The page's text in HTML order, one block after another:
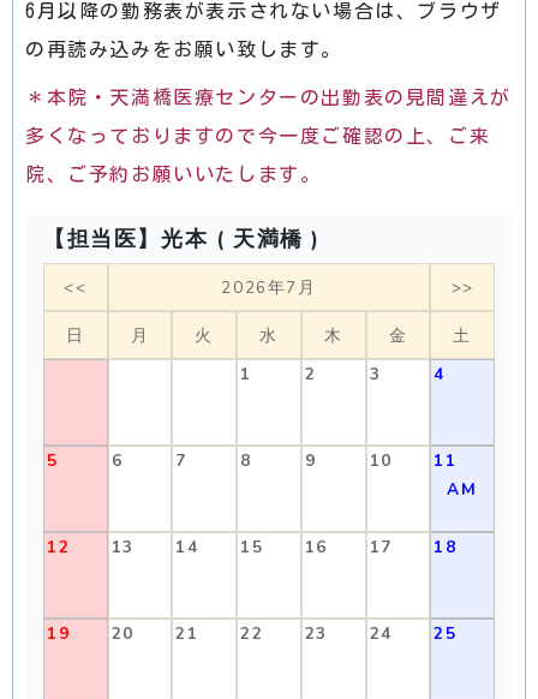
6月以降の勤務表が表示されない場合は、ブラウザ
の再読み込みをお願い致します。
＊本院・天満橋医療センターの出勤表の見間違えが
多くなっておりますので今一度ご確認の上、ご来
院、ご予約お願いいたします。
【担当医】光本 ( 天満橋 )
<< 2026年7月 >>
日 月 火 水 木 金
土
1
2 3 4
5 6 7 8 9 10
11
AM
12 13 14 15 16 17 18
19 20 21 22 23 24 25